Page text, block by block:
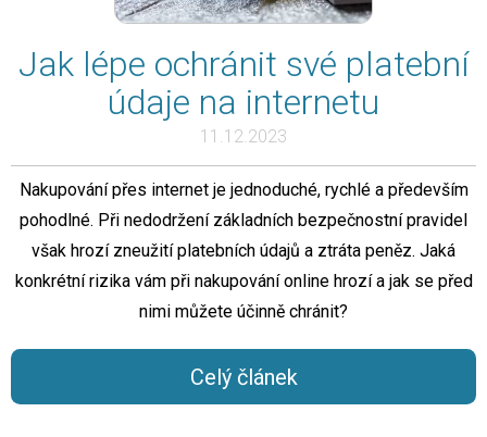
Jak lépe ochránit své platební
údaje na internetu
11.12.2023
Nakupování přes internet je jednoduché, rychlé a především
pohodlné. Při nedodržení základních bezpečnostní pravidel
však hrozí zneužití platebních údajů a ztráta peněz. Jaká
konkrétní rizika vám při nakupování online hrozí a jak se před
nimi můžete účinně chránit?
Celý článek